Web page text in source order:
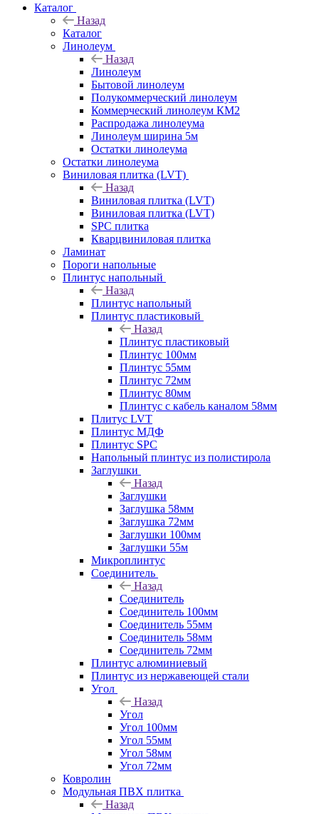
Каталог
Назад
Каталог
Линолеум
Назад
Линолеум
Бытовой линолеум
Полукоммерческий линолеум
Коммерческий линолеум КМ2
Распродажа линолеума
Линолеум ширина 5м
Остатки линолеума
Остатки линолеума
Виниловая плитка (LVT)
Назад
Виниловая плитка (LVT)
Виниловая плитка (LVT)
SPC плитка
Кварцвиниловая плитка
Ламинат
Пороги напольные
Плинтус напольный
Назад
Плинтус напольный
Плинтус пластиковый
Назад
Плинтус пластиковый
Плинтус 100мм
Плинтус 55мм
Плинтус 72мм
Плинтус 80мм
Плинтус с кабель каналом 58мм
Плитус LVT
Плинтус МДФ
Плинтус SPC
Напольный плинтус из полистирола
Заглушки
Назад
Заглушки
Заглушка 58мм
Заглушка 72мм
Заглушки 100мм
Заглушки 55м
Микроплинтус
Соединитель
Назад
Соединитель
Соединитель 100мм
Соединитель 55мм
Соединитель 58мм
Соединитель 72мм
Плинтус алюминиевый
Плинтус из нержавеющей стали
Угол
Назад
Угол
Угол 100мм
Угол 55мм
Угол 58мм
Угол 72мм
Ковролин
Модульная ПВХ плитка
Назад